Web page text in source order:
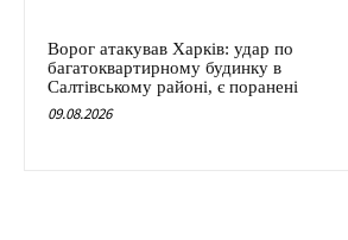
Ворог атакував Харків: удар по
багатоквартирному будинку в
Салтівському районі, є поранені
09.08.2026